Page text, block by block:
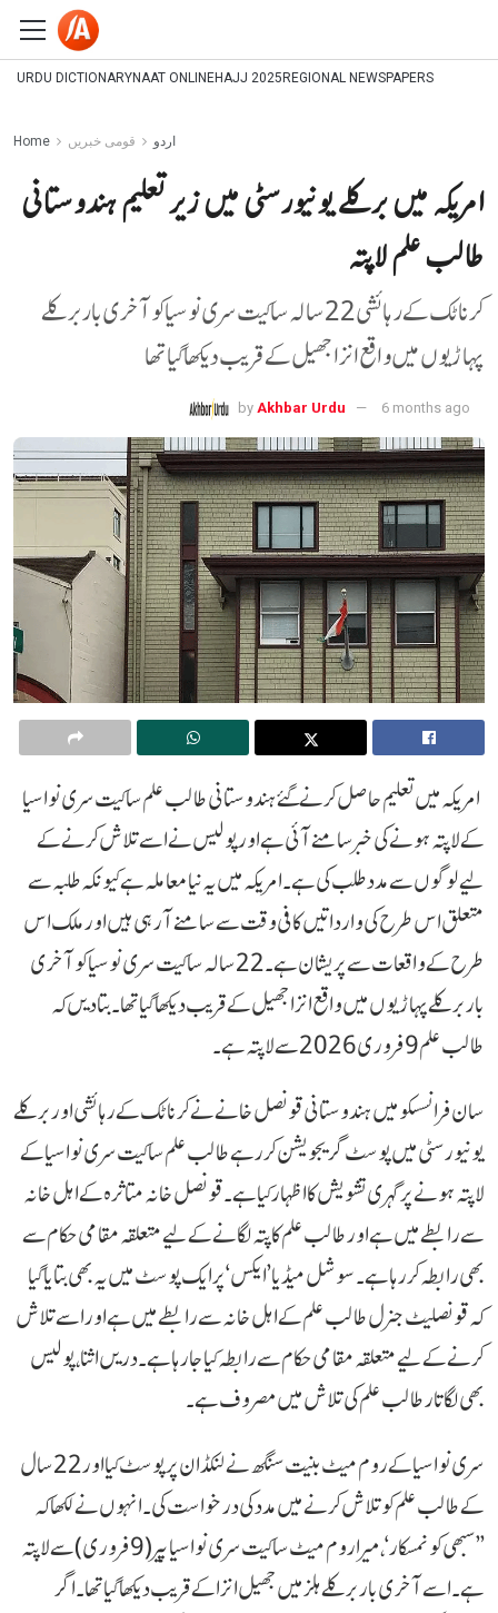
URDU DICTIONARYNAAT ONLINEHAJJ 2025 REGIONAL NEWSPAPERS
Home اردو قومی خبریں
امریکہ میں برکلے یونیورسٹی میں زیر تعلیم ہندوستانی
طالب علم لاپتہ
کرناٹک کے رہائشی 22 سالہ ساکیت سری نوسیا کو آخری بار برکلے
پہاڑیوں میں واقع انزا جھیل کے قریب دیکھا گیا تھا
by Akhbar Urdu 6 months ago
امریکہ میں تعلیم حاصل کرنے گئے ہندوستانی طالب علم ساکیت سری نواسیا
کے لاپتہ ہونے کی خبر سامنے آئی ہے اور پولیس نے اسے تلاش کرنے کے
لیے لوگوں سے مدد طلب کی ہے۔ امریکہ میں یہ نیا معاملہ ہے کیونکہ طلبہ سے
متعلق اس طرح کی وارداتیں کافی وقت سے سامنے آرہی ہیں اور ملک اس
طرح کے واقعات سے پریشان ہے۔ 22 سالہ ساکیت سری نوسیا کو آخری
بار برکلے پہاڑیوں میں واقع انزا جھیل کے قریب دیکھا گیا تھا۔ بتادیں کہ
طالب علم 9 فروری 2026 سے لاپتہ ہے۔
سان فرانسسکو میں ہندوستانی قونصل خانے نے کرناٹک کے رہائشی اور برکلے
یونیورسٹی میں پوسٹ گریجویشن کررہے طالب علم ساکیت سری نواسیا کے
لاپتہ ہونے پر گہری تشویش کا اظہار کیا ہے۔ قونصل خانہ متاثرہ کے اہل خانہ
سے رابطے میں ہے اور طالب علم کا پتہ لگانے کے لیے متعلقہ مقامی حکام سے
بھی رابطہ کر رہا ہے۔ سوشل میڈیا ’ایکس‘ پرایک پوسٹ میں یہ بھی بتایا گیا
کہ قونصلیٹ جنرل طالب علم کے اہل خانہ سے رابطے میں ہے اور اسے تلاش
کرنے کے لیے متعلقہ مقامی حکام سے رابطہ کیا جارہا ہے۔ دریں اثنا، پولیس
بھی لگاتار طالب علم کی تلاش میں مصروف ہے۔
سری نواسیا کے روم میٹ بنیت سنگھ نے لنکڈ ان پر پوسٹ کیا اور 22 سال
کے طالب علم کو تلاش کرنے میں مدد کی درخواست کی۔ انہوں نے لکھا کہ
’’سبھی کو نمسکار‘،میرا روم میٹ ساکیت سری نواسیا پیر( 9 فروری) سے لاپتہ
ہے۔ اسے آخری بار برکلے ہلز میں جھیل انزا کے قریب دیکھا گیا تھا۔ اگر